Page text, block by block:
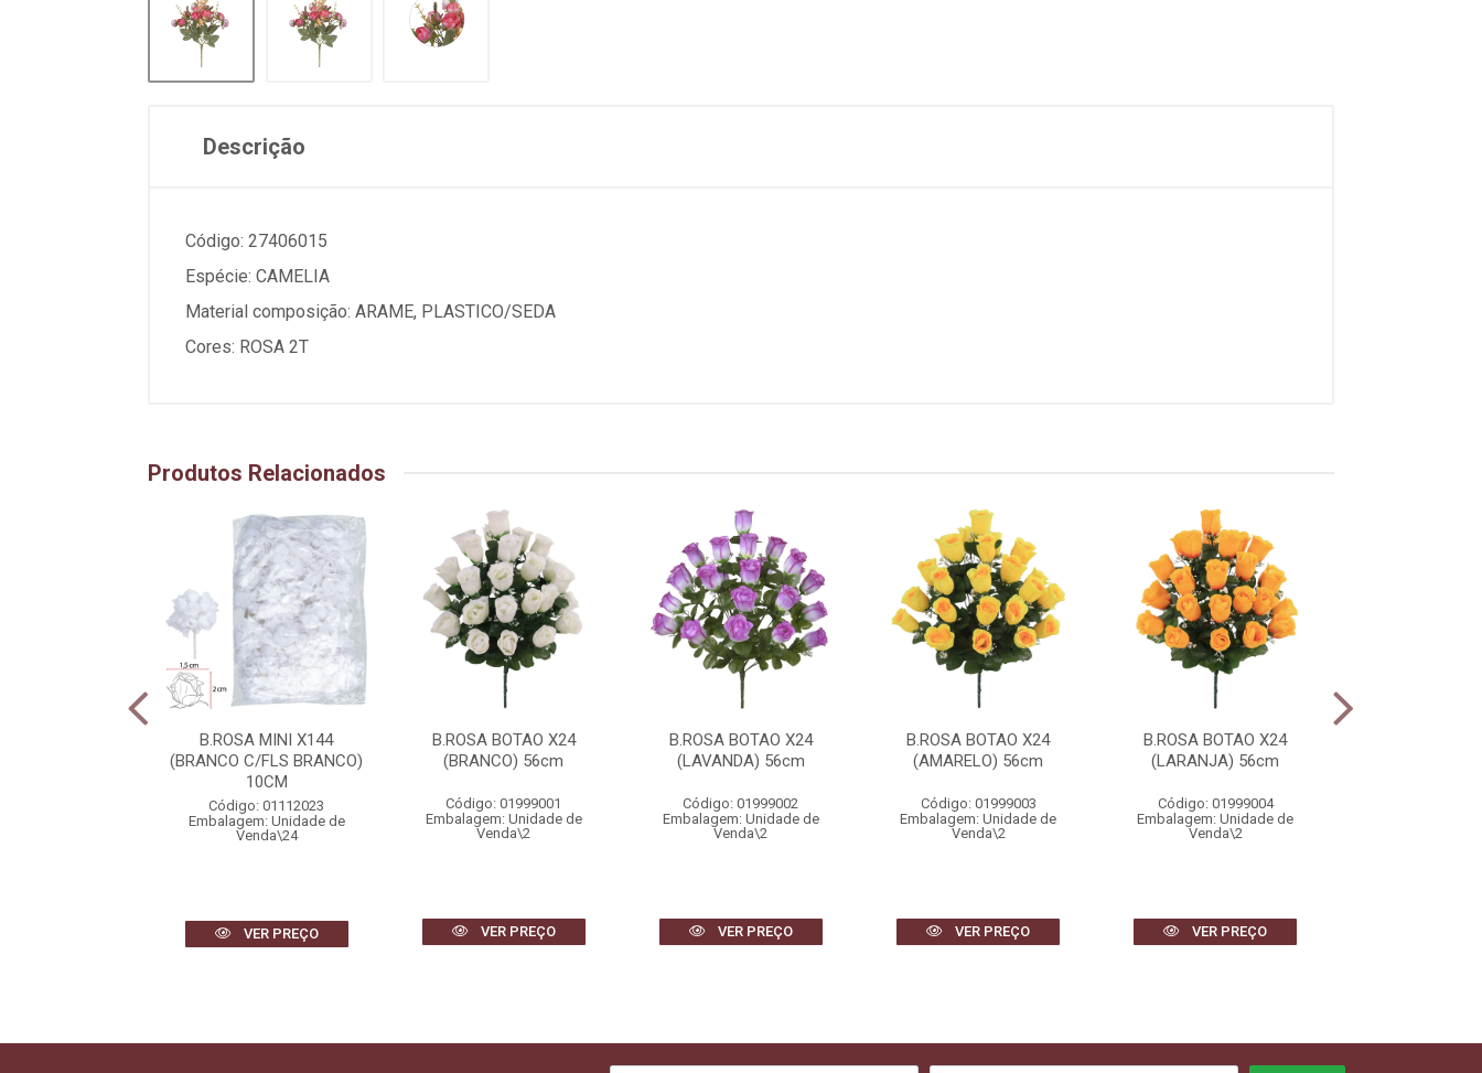
Descrição
Código: 27406015
Espécie: CAMELIA
Material composição: ARAME, PLASTICO/SEDA
Cores: ROSA 2T
Produtos Relacionados
B.ROSA MINI X144
(BRANCO C/FLS BRANCO)
10CM
Código: 01112023
Embalagem: Unidade de
Venda\24
VER PREÇO
B.ROSA BOTAO X24
(BRANCO) 56cm
Código: 01999001
Embalagem: Unidade de
Venda\2
VER PREÇO
B.ROSA BOTAO X24
(LAVANDA) 56cm
Código: 01999002
Embalagem: Unidade de
Venda\2
VER PREÇO
B.ROSA BOTAO X24
(AMARELO) 56cm
Código: 01999003
Embalagem: Unidade de
Venda\2
VER PREÇO
B.ROSA BOTAO X24
(LARANJA) 56cm
Código: 01999004
Embalagem: Unidade de
Venda\2
VER PREÇO